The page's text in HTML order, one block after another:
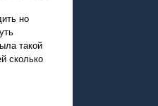
но
такой
сколько